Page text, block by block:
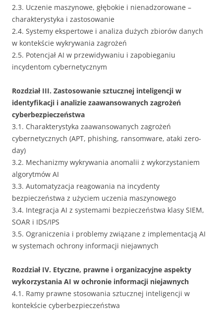
2.3. Uczenie maszynowe, głębokie i nienadzorowane –
charakterystyka i zastosowanie
2.4. Systemy ekspertowe i analiza dużych zbiorów danych
w kontekście wykrywania zagrożeń
2.5. Potencjał AI w przewidywaniu i zapobieganiu
incydentom cybernetycznym
Rozdział III. Zastosowanie sztucznej inteligencji w
identyfikacji i analizie zaawansowanych zagrożeń
cyberbezpieczeństwa
3.1. Charakterystyka zaawansowanych zagrożeń
cybernetycznych (APT, phishing, ransomware, ataki zero-
day)
3.2. Mechanizmy wykrywania anomalii z wykorzystaniem
algorytmów AI
3.3. Automatyzacja reagowania na incydenty
bezpieczeństwa z użyciem uczenia maszynowego
3.4. Integracja AI z systemami bezpieczeństwa klasy SIEM,
SOAR i IDS/IPS
3.5. Ograniczenia i problemy związane z implementacją AI
w systemach ochrony informacji niejawnych
Rozdział IV. Etyczne, prawne i organizacyjne aspekty
wykorzystania AI w ochronie informacji niejawnych
4.1. Ramy prawne stosowania sztucznej inteligencji w
kontekście cyberbezpieczeństwa